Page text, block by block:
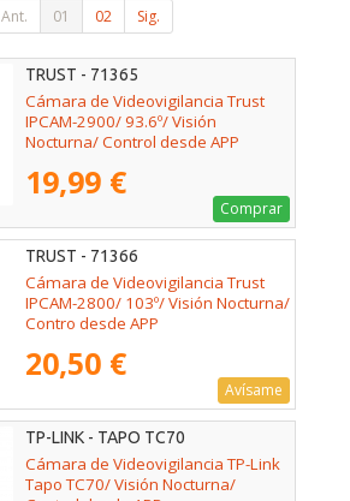
Ant. 01 02 Sig.
TRUST - 71365
Cámara de Videovigilancia Trust
IPCAM-2900/ 93.6º/ Visión
Nocturna/ Control desde APP
19,99 €
Comprar
TRUST - 71366
Cámara de Videovigilancia Trust
IPCAM-2800/ 103º/ Visión Nocturna/
Contro desde APP
20,50 €
Avísame
TP-LINK - TAPO TC70
Cámara de Videovigilancia TP-Link
Tapo TC70/ Visión Nocturna/